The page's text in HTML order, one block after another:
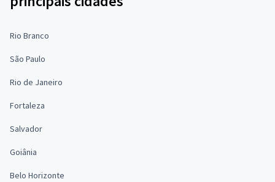
Rio Branco
São Paulo
Rio de Janeiro
Fortaleza
Salvador
Goiânia
Belo Horizonte